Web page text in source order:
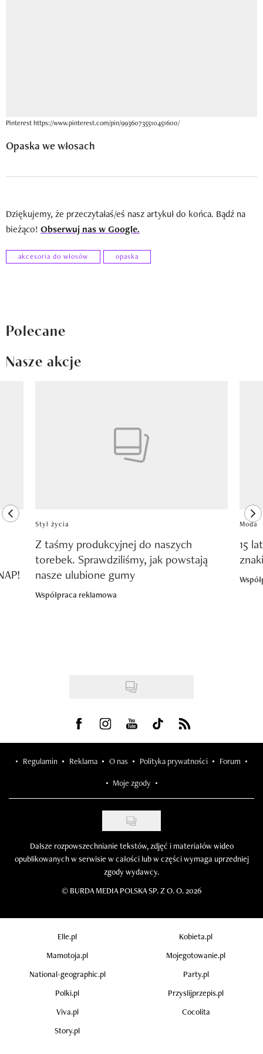
Pinterest https://www.pinterest.com/pin/99360735510451600/
Opaska we włosach
Dziękujemy, że przeczytałaś/eś nasz artykuł do końca. Bądź na
bieżąco! Obserwuj nas w Google.
akcesoria do włosów opaska
Polecane
Nasze akcje
previous element
Styl życia
Z taśmy produkcyjnej do naszych
torebek. Sprawdziliśmy, jak powstają
nasze ulubione gumy
Współpraca reklamowa
Moda
15
Visit us on Facebook
Visit us on Instagram
Visit us on Youtube
Visit us on Tiktok
Visit us on Rss
Regulamin Reklama O nas Polityka prywatności Forum
Moje zgody
Dalsze rozpowszechnianie tekstów, zdjęć i materiałów wideo
opublikowanych w serwisie w całości lub w części wymaga uprzedniej
zgody wydawcy.
© BURDA MEDIA POLSKA SP. Z O. O. 2026
Elle.pl
Kobieta.pl
Mamotoja.pl
Mojegotowanie.pl
National-geographic.pl
Party.pl
Polki.pl
Przyslijprzepis.pl
Viva.pl
Cocolita
Story.pl